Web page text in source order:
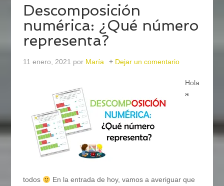
Descomposición
numérica: ¿Qué número
representa?
11 enero, 2021 por María Dejar un comentario
Hola
a
todos
En la entrada de hoy, vamos a averiguar que